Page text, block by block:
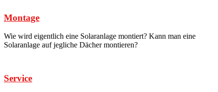
Montage
Wie wird eigentlich eine Solaranlage montiert? Kann man eine
Solaranlage auf jegliche Dächer montieren?
Service